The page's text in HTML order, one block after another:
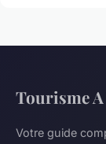
Tourisme A
Votre guide